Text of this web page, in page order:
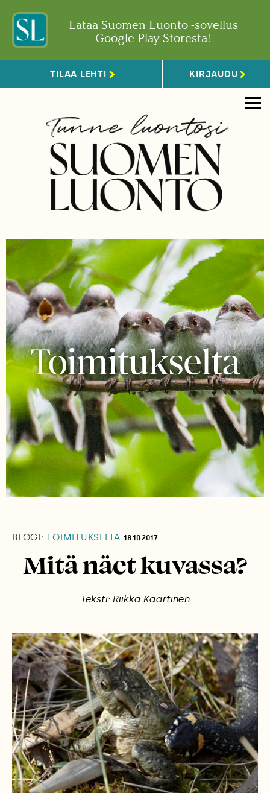
Lataa Suomen Luonto -sovellus
Google Play Storesta!
TILAA LEHTI KIRJAUDU
BLOGI: TOIMITUKSELTA 18.10.2017
Mitä näet kuvassa?
Teksti: Riikka Kaartinen